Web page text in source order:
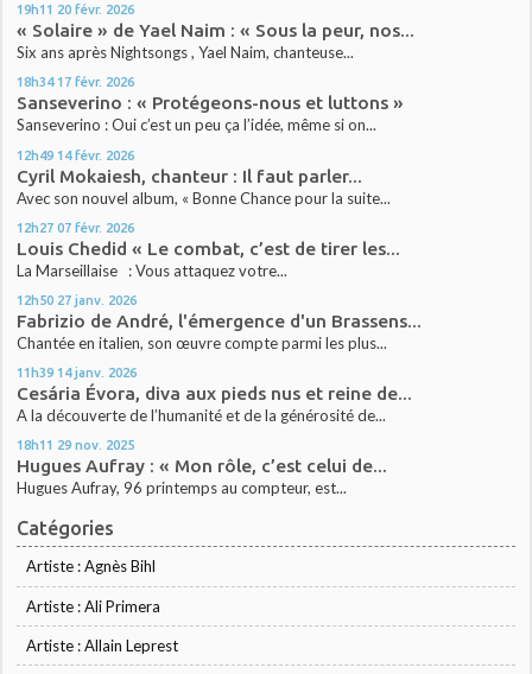
19h11 20 févr. 2026
« Solaire » de Yael Naim : « Sous la peur, nos...
Six ans après Nightsongs , Yael Naim, chanteuse...
18h34 17 févr. 2026
Sanseverino : « Protégeons-nous et luttons »
Sanseverino : Oui c’est un peu ça l’idée, même si on...
12h49 14 févr. 2026
Cyril Mokaiesh, chanteur : Il faut parler...
Avec son nouvel album, « Bonne Chance pour la suite...
12h27 07 févr. 2026
Louis Chedid « Le combat, c’est de tirer les...
La Marseillaise : Vous attaquez votre...
12h50 27 janv. 2026
Fabrizio de André, l'émergence d'un Brassens...
Chantée en italien, son œuvre compte parmi les plus...
11h39 14 janv. 2026
Cesária Évora, diva aux pieds nus et reine de...
A la découverte de l’humanité et de la générosité de...
18h11 29 nov. 2025
Hugues Aufray : « Mon rôle, c’est celui de...
Hugues Aufray, 96 printemps au compteur, est...
Catégories
Artiste : Agnès Bihl
Artiste : Ali Primera
Artiste : Allain Leprest